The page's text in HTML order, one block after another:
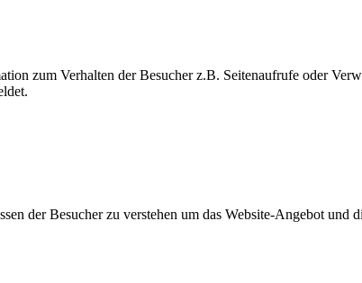
zum Verhalten der Besucher z.B. Seitenaufrufe oder
der Besucher zu verstehen um das Website-Angebot